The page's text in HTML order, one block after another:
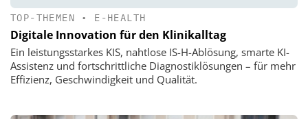
TOP-THEMEN • E-HEALTH
Digitale Innovation für den Klinikalltag
Ein leistungsstarkes KIS, nahtlose IS-H-Ablösung, smarte KI-
Assistenz und fortschrittliche Diagnostiklösungen – für mehr
Effizienz, Geschwindigkeit und Qualität.